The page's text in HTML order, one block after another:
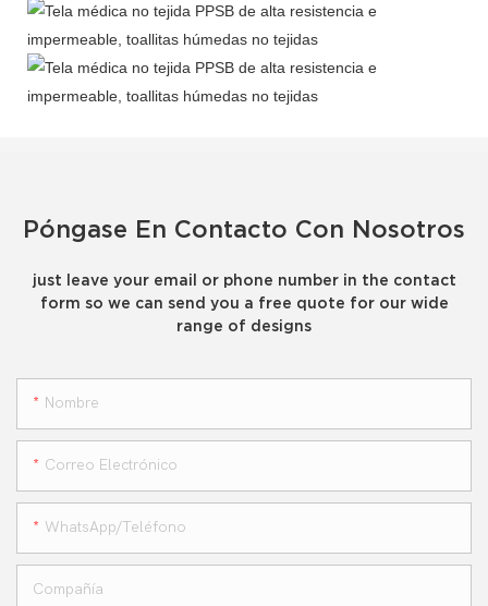
Póngase En Contacto Con Nosotros
just leave your email or phone number in the contact
form so we can send you a free quote for our wide
range of designs
Nombre
Correo Electrónico
WhatsApp/teléfono
Compañía